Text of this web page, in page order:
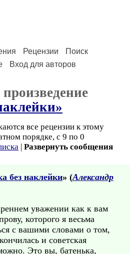
Рецензии
Поиск
Вход для авторов
все рецензии к этому
порядке, с 9 по 0
| Развернуть сообщения
без наклейки» (Александр
уважении как к вам
которого я весьма
с вашими словами о том,
и советская
Это вы, батенька,